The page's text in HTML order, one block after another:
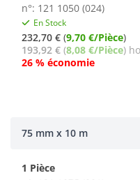
n°: 121 1050 (024)
En Stock
232,70 € (9,70 €/Pièce)
193,92 € (8,08 €/Pièce)
26 % économie
75 mm x 10 m
1 Pièce